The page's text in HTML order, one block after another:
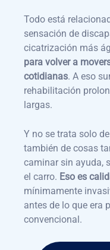
Todo está
sensación de
cicatrización más
para volver a
cotidianas. A eso
rehabilitación
largas.
Y no se trata solo
también de cosas
caminar sin ayuda,
el carro. Eso es
mínimamente
antes de lo que era
convencional.